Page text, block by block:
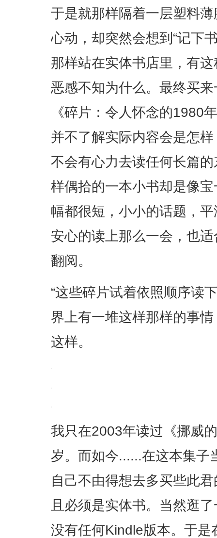
于是就那样隔着一层塑料
心动，却突然会想到“记下
那样站在实体书店里，有
恶感不知为什么。最终买
《碎片：令人怀念的1980
并不了解实际内容会是怎
不会有心力去读任何长篇
样偶拾的一本小书却是像
幅都很短，小小的话题，
安心的读上那么一会，也
翻阅。
“这些碎片试着依照顺序读
界上有一堆这样那样的事
这样。
我只在2003年读过《挪威
岁。而如今......在这本集子
自己不由得想去多买些此
且必须是实体书。当然逛
没有任何Kindle版本。于